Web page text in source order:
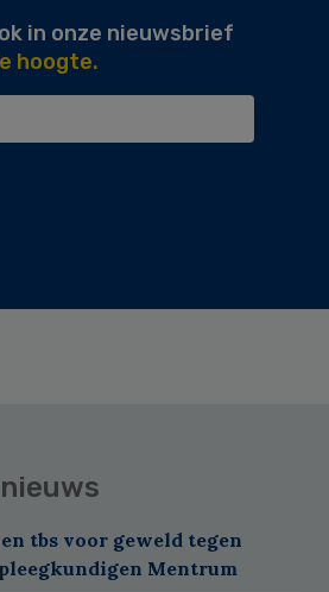
in onze nieuwsbrief
hoogte.
tbs voor geweld tegen
Mentrum